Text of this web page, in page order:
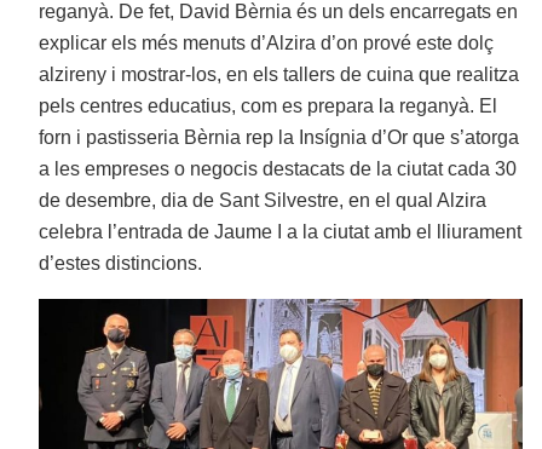
reganyà. De fet, David Bèrnia és un dels encarregats en
explicar els més menuts d’Alzira d’on prové este dolç
alzireny i mostrar-los, en els tallers de cuina que realitza
pels centres educatius, com es prepara la reganyà. El
forn i pastisseria Bèrnia rep la Insígnia d’Or que s’atorga
a les empreses o negocis destacats de la ciutat cada 30
de desembre, dia de Sant Silvestre, en el qual Alzira
celebra l’entrada de Jaume I a la ciutat amb el lliurament
d’estes distincions.